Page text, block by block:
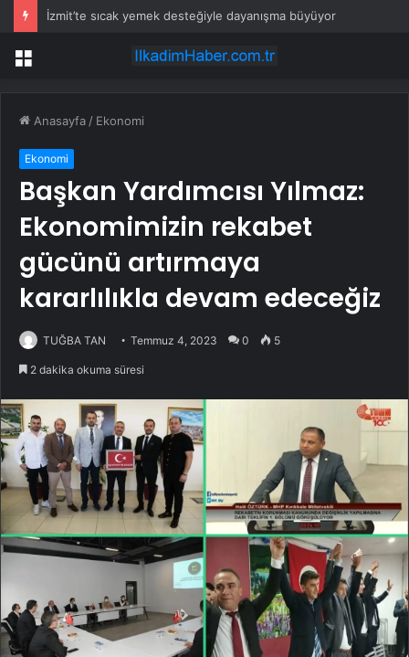
İzmit’te sıcak yemek desteğiyle dayanışma büyüyor
Menü
Anasayfa / Ekonomi
Ekonomi
Başkan Yardımcısı Yılmaz:
Ekonomimizin rekabet
gücünü artırmaya
kararlılıkla devam edeceğiz
TUĞBA TAN Temmuz 4, 2023 0 5
2 dakika okuma süresi